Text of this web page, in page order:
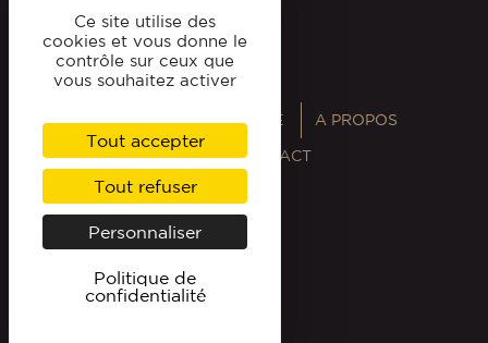
ANNUAIRES MAGAZINE A PROPOS
PROFESSIONNELS CONTACT
Ce site utilise des
cookies et vous donne le
contrôle sur ceux que
vous souhaitez activer
Tout accepter
Tout refuser
Personnaliser
Politique de
confidentialité